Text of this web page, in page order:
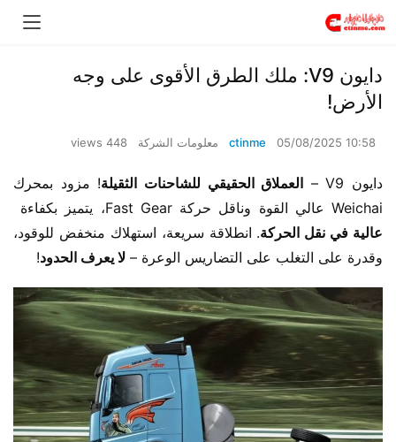
​​دايون V9: ملك الطرق الأقوى على وجه
الأرض!​​
ctinme 05/08/2025 10:58 معلومات الشركة 448 views
دايون V9 – ​ ​العملاق الحقيقي للشاحنات الثقيلة​
Weichai عالي القوة وناقل حركة Fast Gear، يتميز بكفاءة ​
عالية في نقل الحركة​
وقدرة على التغلب على التضاريس الوعرة – ​ ​لا يعرف الحدود​​!